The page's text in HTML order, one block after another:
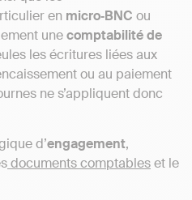
en micro‑BNC ou
unecomptabilité de
les écritures liées aux
ou au paiement
ne s’appliquent donc
d’engagement,
documents comptableset le